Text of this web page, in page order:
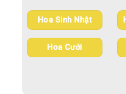
Hoa Sinh Nhật
Hoa Cưới